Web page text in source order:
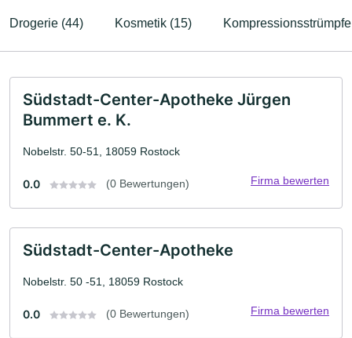
Drogerie (44) Kosmetik (15)
Südstadt-Center-Apotheke Jürgen
Bummert e. K.
Nobelstr. 50-51, 18059 Rostock
0.0 (0 Bewertungen) Firma bewerten
Südstadt-Center-Apotheke
Nobelstr. 50 -51, 18059 Rostock
0.0 (0 Bewertungen) Firma bewerten